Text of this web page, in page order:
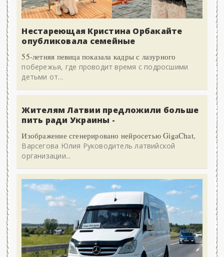
Нестареющая Кристина Орбакайте
опубликовала семейные
55-летняя певица показала кадры с лазурного
побережья, где проводит время с подросшими
детьми от...
Жителям Латвии предложили больше
пить ради Украины -
Изображение сгенерировано нейросетью GigaChat,
Варсегова Юлия Руководитель латвийской
организации...